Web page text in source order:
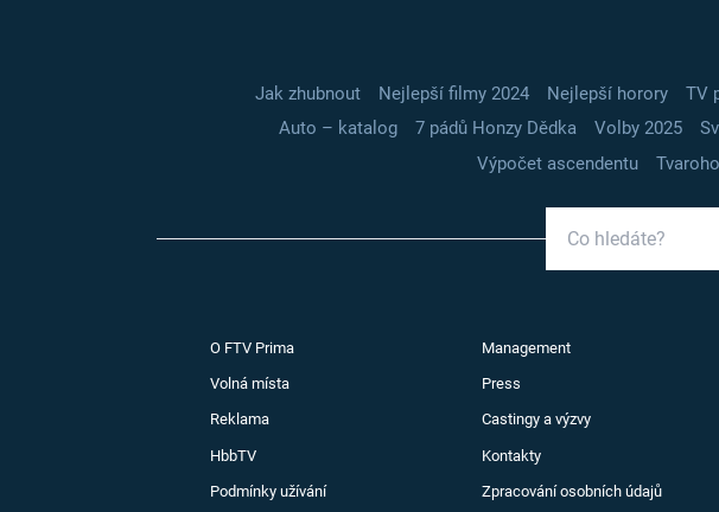
Jak zhubnout Nejlepší filmy 2024 Nejlepší horory TV
Auto – katalog
7 pádů Honzy Dědka Volby 2025
Výpočet ascendentu
O FTV Prima Management
Volná místa Press
Reklama Castingy a výzvy
HbbTV Kontakty
Podmínky užívání Zpracování osobních údajů